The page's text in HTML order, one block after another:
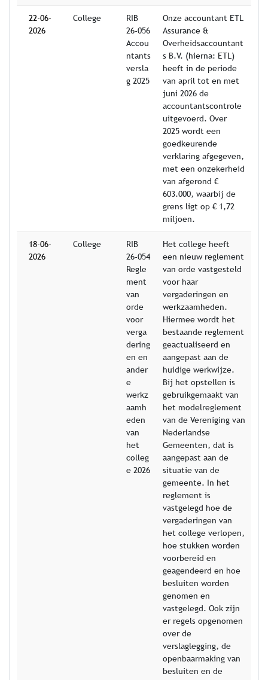
22-06-
2026
College
RIB
26-056
Accou
ntants
versla
g 2025
Onze accountant ETL
Assurance &
Overheidsaccountant
s B.V. (hierna: ETL)
heeft in de periode
van april tot en met
juni 2026 de
accountantscontrole
uitgevoerd. Over
2025 wordt een
goedkeurende
verklaring afgegeven,
met een onzekerheid
van afgerond €
603.000, waarbij de
grens ligt op € 1,72
miljoen.
18-06-
2026
College
RIB
26-054
Regle
ment
van
orde
voor
verga
dering
en en
ander
e
werkz
aamh
eden
van
het
colleg
e 2026
Het college heeft
een nieuw reglement
van orde vastgesteld
voor haar
vergaderingen en
werkzaamheden.
Hiermee wordt het
bestaande reglement
geactualiseerd en
aangepast aan de
huidige werkwijze.
Bij het opstellen is
gebruikgemaakt van
het modelreglement
van de Vereniging van
Nederlandse
Gemeenten, dat is
aangepast aan de
situatie van de
gemeente. In het
reglement is
vastgelegd hoe de
vergaderingen van
het college verlopen,
hoe stukken worden
voorbereid en
geagendeerd en hoe
besluiten worden
genomen en
vastgelegd. Ook zijn
er regels opgenomen
over de
verslaglegging, de
openbaarmaking van
besluiten en de